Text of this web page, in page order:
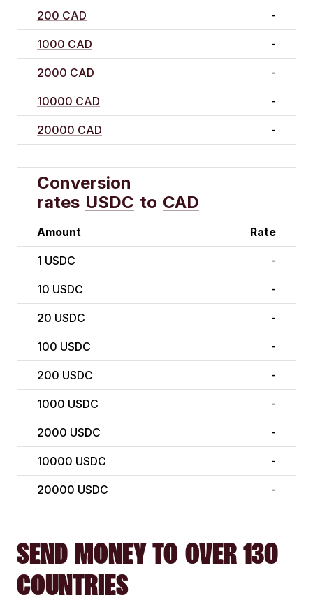
200 CAD -
1000 CAD -
2000 CAD -
10000 CAD -
20000 CAD -
Conversion
rates USDC to CAD
Amount Rate
1 USDC -
10 USDC -
20 USDC -
100 USDC -
200 USDC -
1000 USDC -
2000 USDC -
10000 USDC -
20000 USDC -
SEND MONEY TO OVER 130
COUNTRIES